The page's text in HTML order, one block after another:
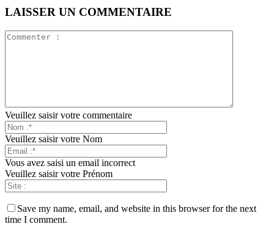
LAISSER UN COMMENTAIRE
Veuillez saisir votre commentaire
Veuillez saisir votre Nom
Vous avez saisi un email incorrect
Veuillez saisir votre Prénom
Save my name, email, and website in this browser for the next
time I comment.